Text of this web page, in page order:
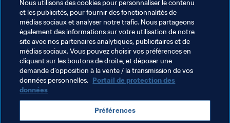
pratiquement terminée : 95 des 96 blocs qui forment le
dôme ont été mis en place. Les préparatifs pour la
rénovation du quartier autour du site ont débuté.
L'ancien centre radio a été démoli et les emplacements
choisis pour les nouveaux bâtiments ont tous été
aplanis.
Thèmes en lien
Russia UEFA
Nous utilisons des cookies pour personnaliser le contenu
et les publicités, pour fournir des fonctionnalités de
médias sociaux et analyser notre trafic. Nous partageons
également des informations sur votre utilisation de notre
site avec nos partenaires analytiques, publicitaires et de
médias sociaux. Vous pouvez choisir vos préférences en
cliquant sur les boutons de droite, et déposer une
demande d’opposition à la vente / la transmission de vos
données personnelles. Portail de protection des
données
Préférences